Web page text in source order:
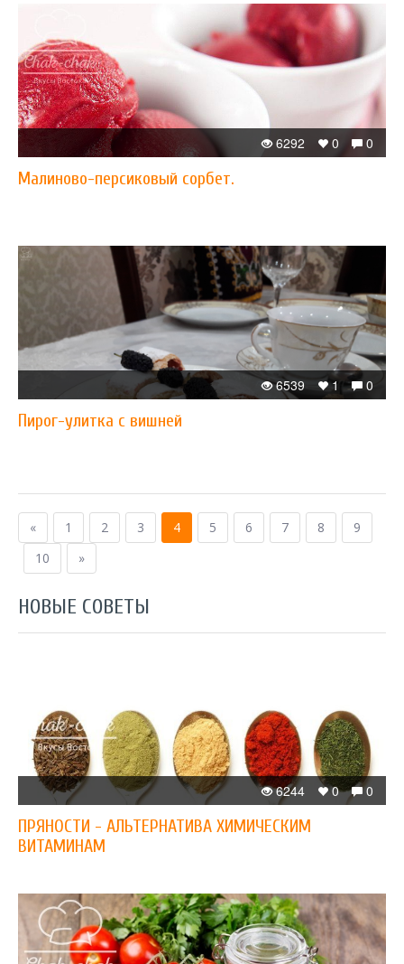
0
0
6292
Малиново-персиковый сорбет.
0
1
6539
Пирог-улитка с вишней
« 1 2 3 4 5 6 7 8
9
10
»
НОВЫЕ СОВЕТЫ
0
0
6244
ПРЯНОСТИ - АЛЬТЕРНАТИВА ХИМИЧЕСКИМ
ВИТАМИНАМ